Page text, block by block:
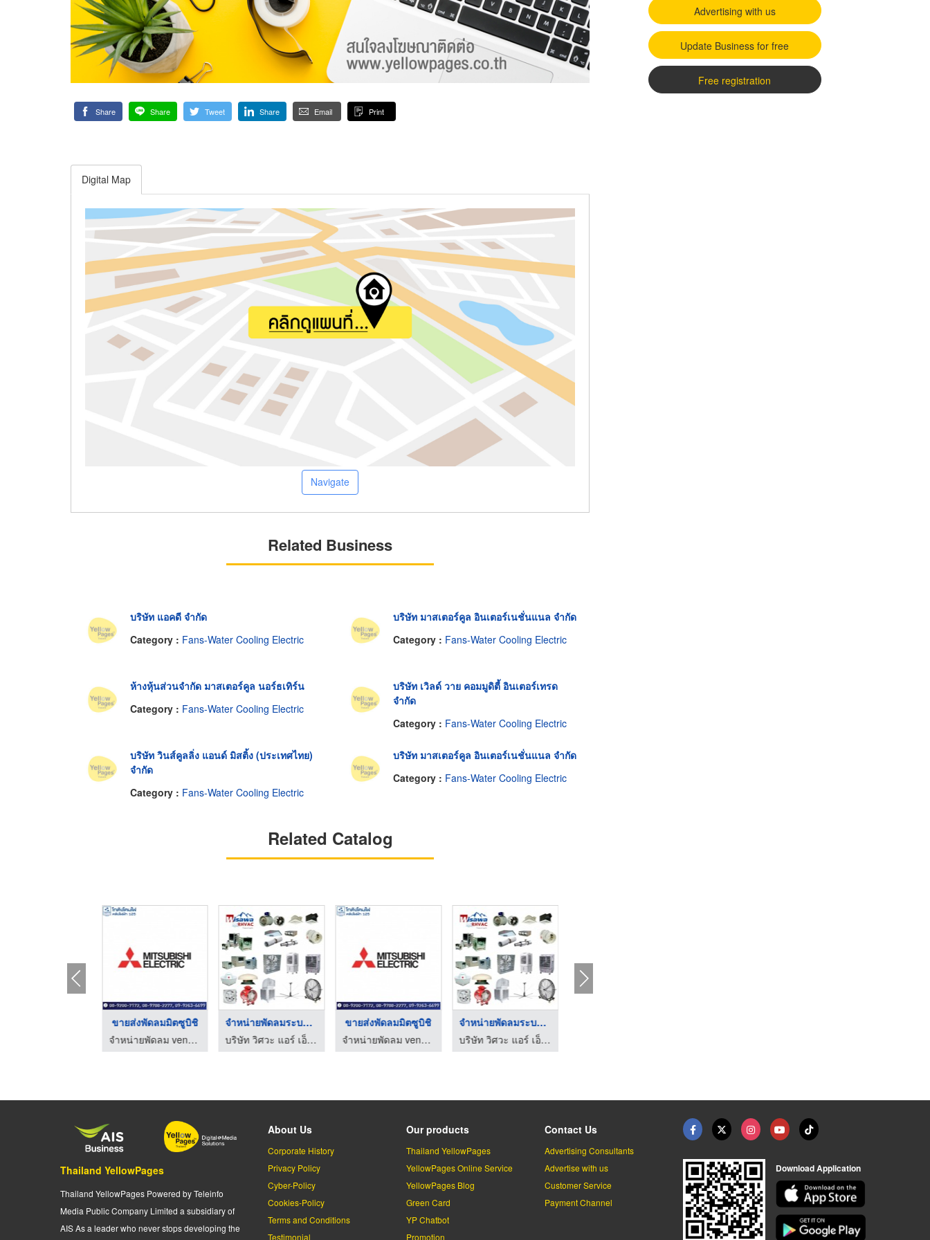
Share Share Tweet Share Email Print
Digital Map
Navigate
Related Business
บริษัท แอคดี จำกัด
Category : Fans-Water Cooling Electric
บริษัท มาสเตอร์คูล อินเตอร์เนชั่นแนล จำกัด
Category : Fans-Water Cooling Electric
ห้างหุ้นส่วนจำกัด มาสเตอร์คูล นอร์ธเทิร์น
Category : Fans-Water Cooling Electric
บริษัท เวิลด์ วาย คอมมูดิตี้ อินเตอร์เทรด
จำกัด
Category : Fans-Water Cooling Electric
บริษัท วินส์คูลลิ่ง แอนด์ มิสติ้ง (ประเทศไทย)
จำกัด
Category : Fans-Water Cooling Electric
บริษัท มาสเตอร์คูล อินเตอร์เนชั่นแนล จำกัด
Category : Fans-Water Cooling Electric
Related Catalog
ขายส่งพัดลมมิตซูบิชิ
จำหน่ายพัดลม venz พัดลมอุตสาหกรรม
จำหน่ายพัดลมระบายอาก ...
บริษัท วิศวะ แอร์ เอ็นจิเนียริ่ง จำกัด
ขายส่งพัดลมมิตซูบิชิ
จำหน่ายพัดลม venz พัดลมอุตสาหกรรม
จำหน่ายพัดลมระบายอาก ...
บริษัท วิศวะ แอร์ เอ็นจิเนียริ่ง จำกัด
Advertising with us
Update Business for free
Free registration
Thailand YellowPages
Thailand YellowPages Powered by Teleinfo
Media Public Company Limited a subsidiary of
AIS As a leader who never stops developing the
About Us
Corporate History
Privacy Policy
Cyber-Policy
Cookies-Policy
Terms and Conditions
Testimonial
Our products
Thailand YellowPages
YellowPages Online Service
YellowPages Blog
Green Card
YP Chatbot
Promotion
Contact Us
Advertising Consultants
Advertise with us
Customer Service
Payment Channel
Download Application